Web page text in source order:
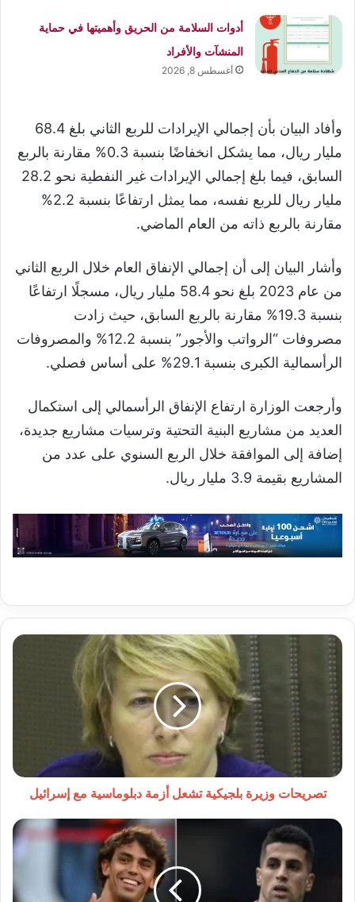
أدوات السلامة من الحريق وأهميتها في حماية
المنشآت والأفراد
أغسطس 8, 2026
وأفاد البيان بأن إجمالي الإيرادات للربع الثاني بلغ 68.4
مليار ريال، مما يشكل انخفاضًا بنسبة 0.3% مقارنة بالربع
السابق، فيما بلغ إجمالي الإيرادات غير النفطية نحو 28.2
مليار ريال للربع نفسه، مما يمثل ارتفاعًا بنسبة 2.2%
مقارنة بالربع ذاته من العام الماضي.
وأشار البيان إلى أن إجمالي الإنفاق العام خلال الربع الثاني
من عام 2023 بلغ نحو 58.4 مليار ريال، مسجلًا ارتفاعًا
بنسبة 19.3% مقارنة بالربع السابق، حيث زادت
مصروفات “الرواتب والأجور” بنسبة 12.2% والمصروفات
الرأسمالية الكبرى بنسبة 29.1% على أساس فصلي.
وأرجعت الوزارة ارتفاع الإنفاق الرأسمالي إلى استكمال
العديد من مشاريع البنية التحتية وترسيات مشاريع جديدة،
إضافة إلى الموافقة خلال الربع السنوي على عدد من
المشاريع بقيمة 3.9 مليار ريال.
تصريحات
وزيرة
بلجيكية
تشعل
أزمة
دبلوماسية
مع
إسرائيل
تصريحات وزيرة بلجيكية تشعل أزمة دبلوماسية مع إسرائيل
صدمة
الانتقالات
الصيفية: